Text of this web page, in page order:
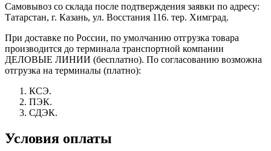
Самовывоз со склада после подтверждения заявки по адресу:
Татарстан, г. Казань, ул. Восстания 116. тер. Химград.
При доставке по России, по умолчанию отгрузка товара
производится до терминала транспортной компании
ДЕЛОВЫЕ ЛИНИИ (бесплатно). По согласованию возможна
отгрузка на терминалы (платно):
КСЭ.
ПЭК.
СДЭК.
Условия оплаты